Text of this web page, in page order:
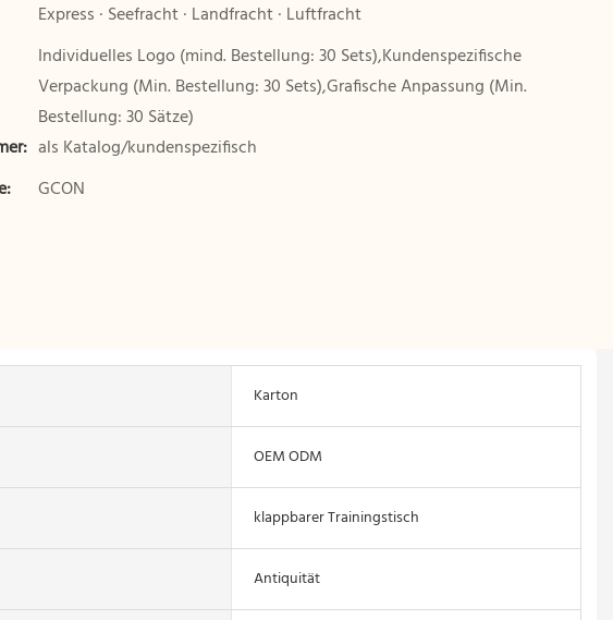
Express · Seefracht · Landfracht · Luftfracht
Individuelles Logo (mind. Bestellung: 30 Sets),Kundenspezifische
Verpackung (Min. Bestellung: 30 Sets),Grafische Anpassung (Min.
Bestellung: 30 Sätze)
als Katalog/kundenspezifisch
GCON
Karton
OEM ODM
klappbarer Trainingstisch
Antiquität